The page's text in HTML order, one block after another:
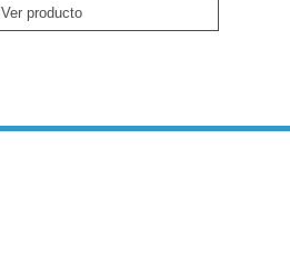
Ver producto